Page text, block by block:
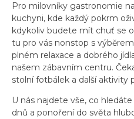
Pro milovníky gastronomie
kuchyni, kde každý pokrm
kdykoliv budete mít chuť se
tu pro vás nonstop s
plném relaxace a dobrého
našem zábavním centru.
stolní fotbálek a další aktivity
U nás najdete vše, co
dnů a ponoření do světa